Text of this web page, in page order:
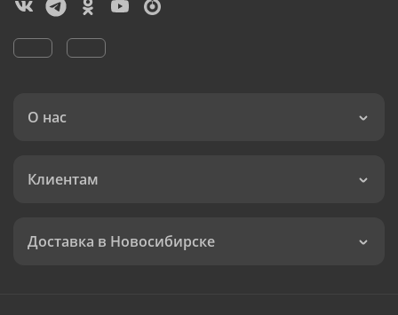
О нас
Клиентам
Доставка в Новосибирске